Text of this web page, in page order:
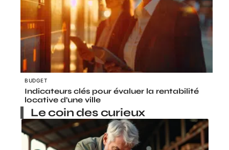
BUDGET
Indicateurs clés pour évaluer la rentabilité
locative d’une ville
Le coin des curieux